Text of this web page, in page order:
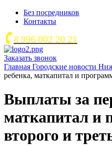
Без посредников
Контакты
8 996 002 20 21
Заказать звонок
Главная Городские новости
ребенка, маткапитал и
Выплаты за
маткапитал и
второго и